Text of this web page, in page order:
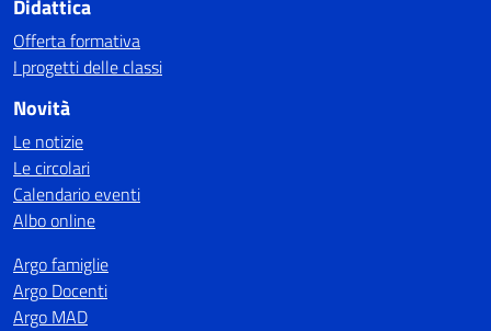
Didattica
Offerta formativa
I progetti delle classi
Novità
Le notizie
Le circolari
Calendario eventi
Albo online
Argo famiglie
Argo Docenti
Argo MAD